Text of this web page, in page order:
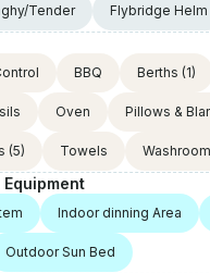
Tender Flybridge Helm
BBQ Berths (1)
Oven Pillows &
(5) Towels
Indoor dinning Area
Outdoor Sun Bed